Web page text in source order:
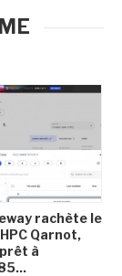
rachète le
Qarnot,
à